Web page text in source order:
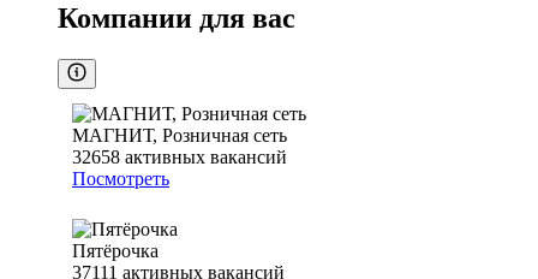
Компании для вас
МАГНИТ, Розничная сеть
32658 активных вакансий
Посмотреть
Пятёрочка
37111 активных вакансий